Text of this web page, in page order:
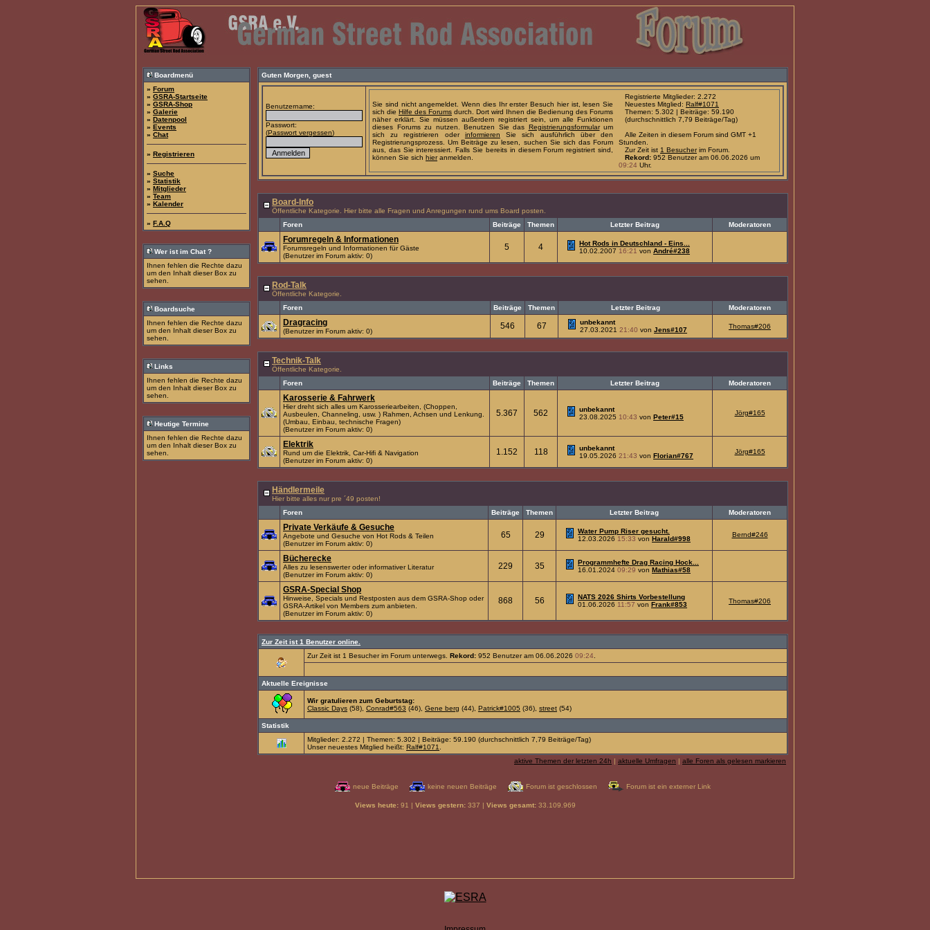
Boardmenü
» Forum
» GSRA-Startseite
» GSRA-Shop
» Galerie
» Datenpool
» Events
» Chat
» Registrieren
» Suche
» Statistik
» Mitglieder
» Team
» Kalender
» F.A.Q
Wer ist im Chat ?
Ihnen fehlen die Rechte dazu
um den Inhalt dieser Box zu
sehen.
Boardsuche
Ihnen fehlen die Rechte dazu
um den Inhalt dieser Box zu
sehen.
Links
Ihnen fehlen die Rechte dazu
um den Inhalt dieser Box zu
sehen.
Heutige Termine
Ihnen fehlen die Rechte dazu
um den Inhalt dieser Box zu
sehen.
Guten Morgen, guest
Benutzername:
Passwort:
(Passwort vergessen)
Sie sind nicht angemeldet. Wenn dies Ihr erster Besuch hier ist, lesen Sie
sich die Hilfe des Forums durch. Dort wird Ihnen die Bedienung des Forums
näher erklärt. Sie müssen außerdem registriert sein, um alle Funktionen
dieses Forums zu nutzen. Benutzen Sie das Registrierungsformularum
sich zu registrieren oder informieren Sie sich ausführlich über den
Registrierungsprozess. Um Beiträge zu lesen, suchen Sie sich das Forum
aus, das Sie interessiert. Falls Sie bereits in diesem Forum registriert sind,
können Sie sich hieranmelden.
Registrierte Mitglieder: 2.272
Neuestes Mitglied: Ralf#1071
Themen: 5.302 | Beiträge: 59.190
(durchschnittlich 7,79 Beiträge/Tag)
Alle Zeiten in diesem Forum sind GMT +1
Stunden.
Zur Zeit ist 1 Besucherim Forum.
Rekord: 952 Benutzer am 06.06.2026 um
09:24 Uhr.
Board-Info
Öffentliche Kategorie. Hier bitte alle Fragen und Anregungen rund ums Board posten.
Foren
Beiträge Themen Letzter Beitrag Moderatoren
Forumregeln & Informationen
Forumsregeln und Informationen für Gäste
(Benutzer im Forum aktiv: 0)
5 4
Hot Rods in Deutschland - Eins...
10.02.2007 16:21 von André#238
Rod-Talk
Öffentliche Kategorie.
Foren
Beiträge Themen Letzter Beitrag Moderatoren
Dragracing
(Benutzer im Forum aktiv: 0)
546 67
unbekannt
27.03.2021 21:40 von Jens#107 Thomas#206
Technik-Talk
Öffentliche Kategorie.
Foren
Beiträge Themen Letzter Beitrag Moderatoren
Karosserie & Fahrwerk
Hier dreht sich alles um Karosseriearbeiten, (Choppen,
Ausbeulen, Channeling, usw. ) Rahmen, Achsen und Lenkung.
(Umbau, Einbau, technische Fragen)
(Benutzer im Forum aktiv: 0)
5.367 562
unbekannt
23.08.2025 10:43 von Peter#15
Jörg#165
Elektrik
Rund um die Elektrik, Car-Hifi & Navigation
(Benutzer im Forum aktiv: 0)
1.152 118
unbekannt
19.05.2026 21:43 von Florian#767
Jörg#165
Händlermeile
Hier bitte alles nur pre ´49 posten!
Foren
Beiträge Themen Letzter Beitrag Moderatoren
Private Verkäufe & Gesuche
Angebote und Gesuche von Hot Rods & Teilen
(Benutzer im Forum aktiv: 0)
65 29
Water Pump Riser gesucht.
12.03.2026 15:33 von Harald#998
Bernd#246
Bücherecke
Alles zu lesenswerter oder informativer Literatur
(Benutzer im Forum aktiv: 0)
229 35
Programmhefte Drag Racing Hock...
16.01.2024 09:29 von Mathias#58
GSRA-Special Shop
Hinweise, Specials und Restposten aus dem GSRA-Shop oder
GSRA-Artikel von Members zum anbieten.
(Benutzer im Forum aktiv: 0)
868 56
NATS 2026 Shirts Vorbestellung
01.06.2026 11:57 von Frank#853 Thomas#206
Zur Zeit ist 1 Benutzer online.
Zur Zeit ist 1 Besucher im Forum unterwegs. Rekord: 952 Benutzer am 06.06.2026 09:24
Aktuelle Ereignisse
Wir gratulieren zum Geburtstag:
Classic Days (58), Conrad#563 (46), Gene berg (44), Patrick#1005 (36), street (54)
Statistik
Mitglieder: 2.272 | Themen: 5.302 | Beiträge: 59.190 (durchschnittlich 7,79 Beiträge/Tag)
Unser neuestes Mitglied heißt: Ralf#1071
aktive Themen der letzten 24h | aktuelle Umfragen | alle Foren als gelesen markieren
neue Beiträge keine neuen Beiträge Forum ist geschlossen Forum ist ein externer Link
Views heute:91 | Views gestern:337 | Views gesamt:33.109.969